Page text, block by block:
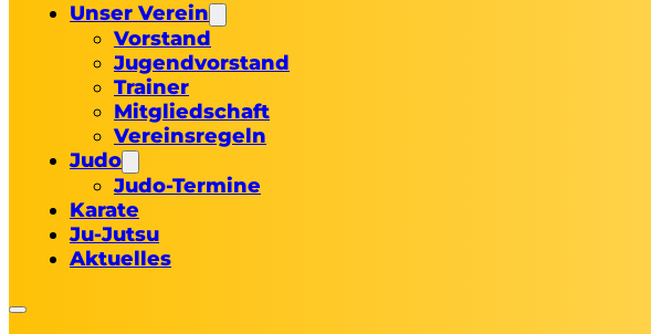
Unser Verein
Vorstand
Jugendvorstand
Trainer
Mitgliedschaft
Vereinsregeln
Judo
Judo-Termine
Karate
Ju-Jutsu
Aktuelles